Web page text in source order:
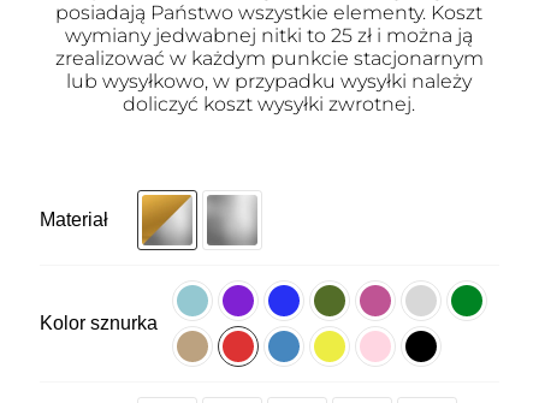
posiadają Państwo wszystkie elementy. Koszt
wymiany jedwabnej nitki to 25 zł i można ją
zrealizować w każdym punkcie stacjonarnym
lub wysyłkowo, w przypadku wysyłki należy
doliczyć koszt wysyłki zwrotnej.
Materiał
Kolor sznurka